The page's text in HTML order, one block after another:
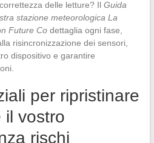
delle letture? Il Guida
stazione meteorologica La
Future Codettaglia ogni fase,
risincronizzazione dei sensori,
dispositivo e garantire
per ripristinare
il vostro
rischi